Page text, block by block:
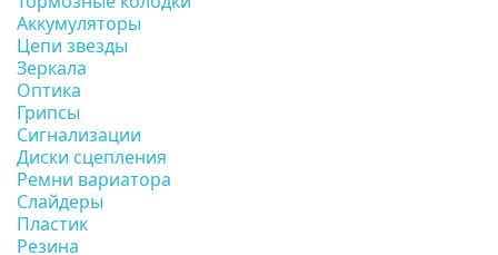
Аккумуляторы
Цепи звезды
Зеркала
Оптика
Грипсы
Сигнализации
Диски сцепления
Ремни вариатора
Слайдеры
Пластик
Резина